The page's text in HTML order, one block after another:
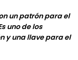
un patrón para el
uno de los
y una llave para el